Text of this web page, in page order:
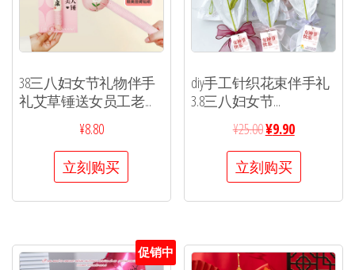
38三八妇女节礼物伴手
礼艾草锤送女员工老...
¥8.80
立刻购买
diy手工针织花束伴手礼
3.8三八妇女节...
¥25.00¥9.90
立刻购买
促销中